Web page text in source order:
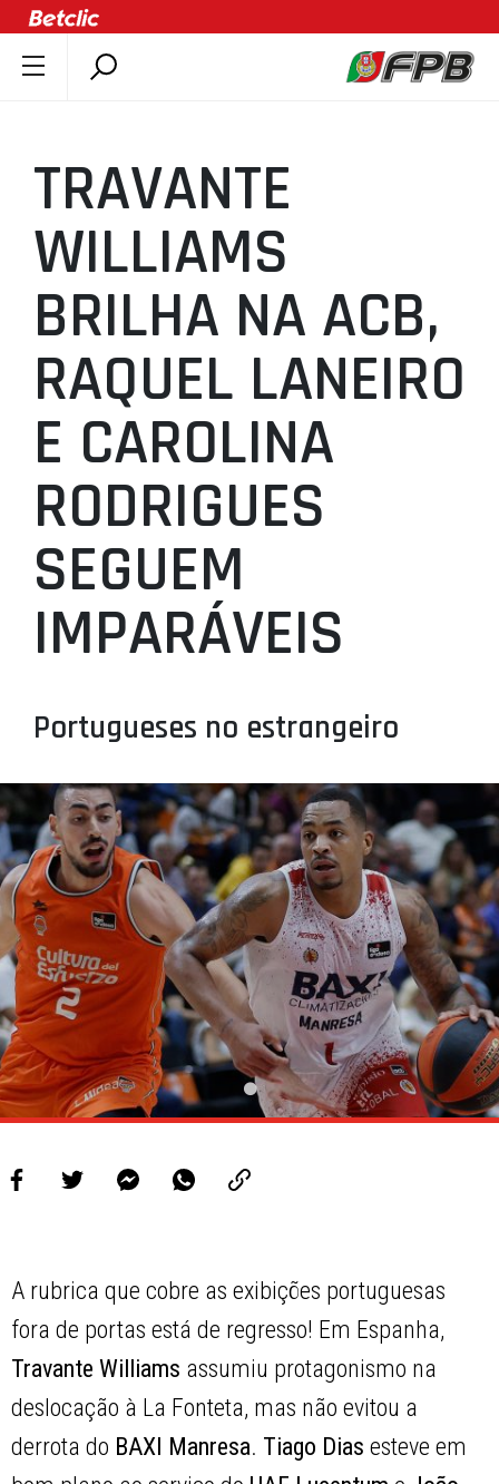
ÚLTIMAS
COMPETIÇÕES
ASSOCIAÇÕES
CLUBES
AGENTES
AGENDA
SELEÇÕES
MINIBASQUETE
ÁREA TÉCNICA
PROJETOS
LIGA BETCLIC MASCULINA
LIGA BETCLIC FEMININA
TRAVANTE
WILLIAMS
BRILHA NA ACB,
RAQUEL LANEIRO
E CAROLINA
RODRIGUES
SEGUEM
IMPARÁVEIS
Portugueses no estrangeiro
A rubrica que cobre as exibições portuguesas
fora de portas está de regresso! Em Espanha,
Travante Williams assumiu protagonismo na
deslocação à La Fonteta, mas não evitou a
derrota do BAXI Manresa. Tiago Dias esteve em